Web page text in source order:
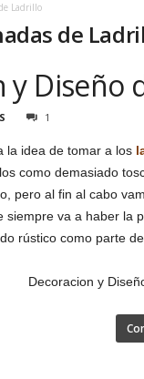
Ladrillo
de
y Diseño
1
la idea de tomar a los
como demasiado
pero al fin al cabo
siempre va a haber la
rústico como parte